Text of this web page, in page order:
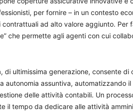
per fornire – in un contesto
ad alto valore aggiunto. Per
che permette agli agenti con cui
di ultimissima generazione, consente
autonomia assuntiva, automatizzando
delle attività contabili. Un
il tempo da dedicare alle attività